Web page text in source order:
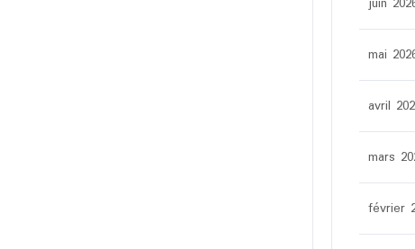
mai
avril
mars
février